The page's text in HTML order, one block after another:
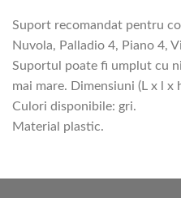
Suport recomandat pentru
Nuvola, Palladio 4, Piano 4,
Suportul poate fi umplut cu
mai mare. Dimensiuni (L x l x
Culori disponibile: gri.
Material plastic.